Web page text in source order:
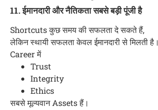
11. ईमानदारी और नैतिकता सबसे बड़ी पूंजी है
Shortcuts कुछ समय की सफलता दे सकते हैं,
लेकिन स्थायी सफलता केवल ईमानदारी से मिलती है।
Career में
Trust
Integrity
Ethics
सबसे मूल्यवान Assets हैं।